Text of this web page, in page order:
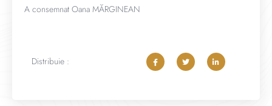
A consemnat Oana MĂRGINEAN
Distribuie :